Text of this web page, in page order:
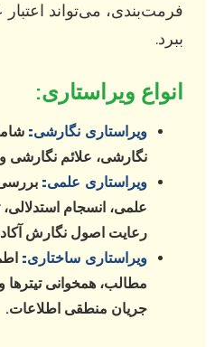
فرمت‌بندی، می‌تواند
ببرد.
انواع ویراستاری:
ویراستاری نگارشی:
نگارشی، علائم نگارشی
ویراستاری علمی:
علمی، انسجام
رعایت اصول نگارش
ویراستاری ساختاری:
مطالب، همخوانی تیترها و
جریان منطقی اطلاعات.